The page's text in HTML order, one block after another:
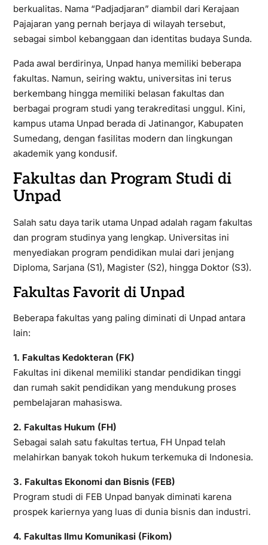
berkualitas. Nama “Padjadjaran” diambil dari Kerajaan
Pajajaran yang pernah berjaya di wilayah tersebut,
sebagai simbol kebanggaan dan identitas budaya Sunda.
Pada awal berdirinya, Unpad hanya memiliki beberapa
fakultas. Namun, seiring waktu, universitas ini terus
berkembang hingga memiliki belasan fakultas dan
berbagai program studi yang terakreditasi unggul. Kini,
kampus utama Unpad berada di Jatinangor, Kabupaten
Sumedang, dengan fasilitas modern dan lingkungan
akademik yang kondusif.
Fakultas dan Program Studi di
Unpad
Salah satu daya tarik utama Unpad adalah ragam fakultas
dan program studinya yang lengkap. Universitas ini
menyediakan program pendidikan mulai dari jenjang
Diploma, Sarjana (S1), Magister (S2), hingga Doktor (S3).
Fakultas Favorit di Unpad
Beberapa fakultas yang paling diminati di Unpad antara
lain:
1. Fakultas Kedokteran (FK)
Fakultas ini dikenal memiliki standar pendidikan tinggi
dan rumah sakit pendidikan yang mendukung proses
pembelajaran mahasiswa.
2. Fakultas Hukum (FH)
Sebagai salah satu fakultas tertua, FH Unpad telah
melahirkan banyak tokoh hukum terkemuka di Indonesia.
3. Fakultas Ekonomi dan Bisnis (FEB)
Program studi di FEB Unpad banyak diminati karena
prospek kariernya yang luas di dunia bisnis dan industri.
4. Fakultas Ilmu Komunikasi (Fikom)